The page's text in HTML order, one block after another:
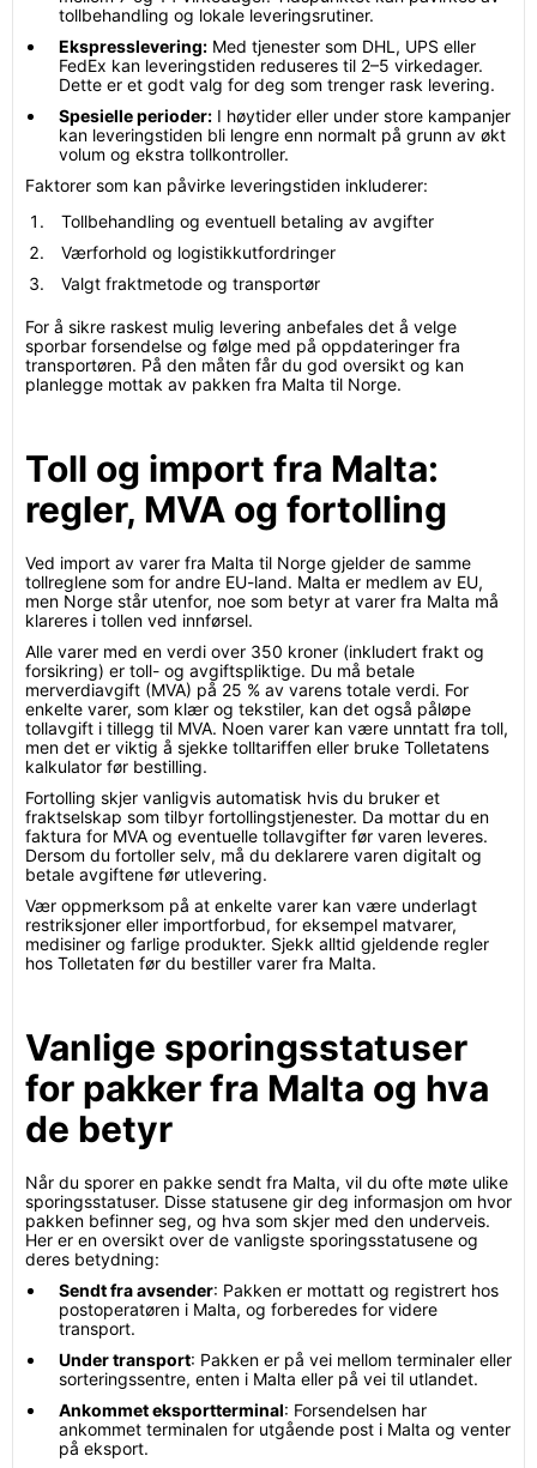
tollbehandling og lokale leveringsrutiner.
Ekspresslevering: Med tjenester som DHL, UPS eller
FedEx kan leveringstiden reduseres til 2–5 virkedager.
Dette er et godt valg for deg som trenger rask levering.
Spesielle perioder: I høytider eller under store kampanjer
kan leveringstiden bli lengre enn normalt på grunn av økt
volum og ekstra tollkontroller.
Faktorer som kan påvirke leveringstiden inkluderer:
Tollbehandling og eventuell betaling av avgifter
Værforhold og logistikkutfordringer
Valgt fraktmetode og transportør
For å sikre raskest mulig levering anbefales det å velge
sporbar forsendelse og følge med på oppdateringer fra
transportøren. På den måten får du god oversikt og kan
planlegge mottak av pakken fra Malta til Norge.
Toll og import fra Malta:
regler, MVA og fortolling
Ved import av varer fra Malta til Norge gjelder de samme
tollreglene som for andre EU-land. Malta er medlem av EU,
men Norge står utenfor, noe som betyr at varer fra Malta må
klareres i tollen ved innførsel.
Alle varer med en verdi over 350 kroner (inkludert frakt og
forsikring) er toll- og avgiftspliktige. Du må betale
merverdiavgift (MVA) på 25 % av varens totale verdi. For
enkelte varer, som klær og tekstiler, kan det også påløpe
tollavgift i tillegg til MVA. Noen varer kan være unntatt fra toll,
men det er viktig å sjekke tolltariffen eller bruke Tolletatens
kalkulator før bestilling.
Fortolling skjer vanligvis automatisk hvis du bruker et
fraktselskap som tilbyr fortollingstjenester. Da mottar du en
faktura for MVA og eventuelle tollavgifter før varen leveres.
Dersom du fortoller selv, må du deklarere varen digitalt og
betale avgiftene før utlevering.
Vær oppmerksom på at enkelte varer kan være underlagt
restriksjoner eller importforbud, for eksempel matvarer,
medisiner og farlige produkter. Sjekk alltid gjeldende regler
hos Tolletaten før du bestiller varer fra Malta.
Vanlige sporingsstatuser
for pakker fra Malta og hva
de betyr
Når du sporer en pakke sendt fra Malta, vil du ofte møte ulike
sporingsstatuser. Disse statusene gir deg informasjon om hvor
pakken befinner seg, og hva som skjer med den underveis.
Her er en oversikt over de vanligste sporingsstatusene og
deres betydning:
Sendt fra avsender: Pakken er mottatt og registrert hos
postoperatøren i Malta, og forberedes for videre
transport.
Under transport: Pakken er på vei mellom terminaler eller
sorteringssentre, enten i Malta eller på vei til utlandet.
Ankommet eksportterminal: Forsendelsen har
ankommet terminalen for utgående post i Malta og venter
på eksport.